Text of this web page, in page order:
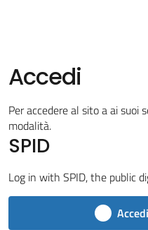
Servizi
Menu selezionato
Vivere
il
Accedi
Per accedere al sito a ai suoi
modalità.
SPID
Log in with SPID, the public